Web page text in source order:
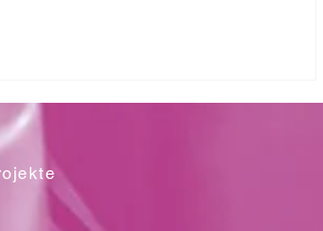
Mit letzter Kraft